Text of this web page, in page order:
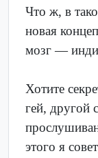
Что ж, в
новая
мозг —
Хотите
гей, другой
этого я